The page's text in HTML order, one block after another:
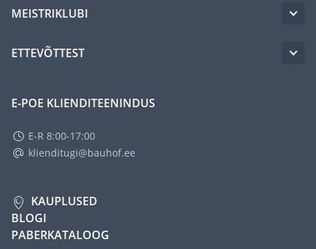
MEISTRIKLUBI
ETTEVÕTTEST
E-POE KLIENDITEENINDUS
E-R 8:00-17:00
klienditugi@bauhof.ee
KAUPLUSED
BLOGI
PABERKATALOOG